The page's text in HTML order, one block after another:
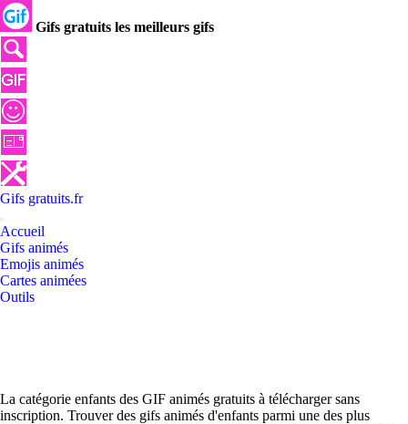
Gifs gratuits les meilleurs gifs
Gifs gratuits.fr
Accueil
Gifs animés
Emojis animés
Cartes animées
Outils
La catégorie enfants des GIF animés gratuits à télécharger sans
inscription. Trouver des gifs animés d'enfants parmi une des plus